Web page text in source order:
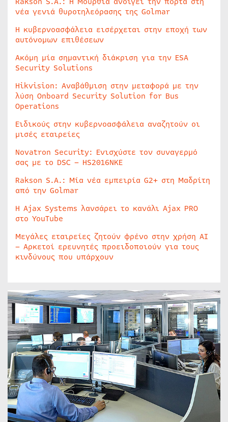
νέα γενιά θυροτηλεόρασης της Golmar
Η κυβερνοασφάλεια εισέρχεται στην εποχή των
αυτόνομων επιθέσεων
Ακόμη μία σημαντική διάκριση για την ESA
Security Solutions
Hikvision: Αναβάθμιση στην μεταφορά με την
λύση Onboard Security Solution for Bus
Operations
Ειδικούς στην κυβερνοασφάλεια αναζητούν οι
μισές εταιρείες
Novatron Security: Ενισχύστε τον συναγερμό
σας με το DSC – HS2016NKE
Rakson S.A.: Μία νέα εμπειρία G2+ στη Μαδρίτη
από την Golmar
Η Ajax Systems λανσάρει το κανάλι Ajax PRO
στο YouTube
Μεγάλες εταιρείες ζητούν φρένο στην χρήση AI
– Αρκετοί ερευνητές προειδοποιούν για τους
κινδύνους που υπάρχουν